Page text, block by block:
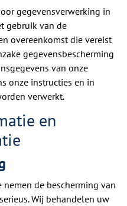
gegevensverwerking in
gebruik van de
overeenkomst die vereist
gegevensbescherming
van onze
onze instructies en in
verwerkt.
en
nemen de bescherming van
Wij behandelen uw